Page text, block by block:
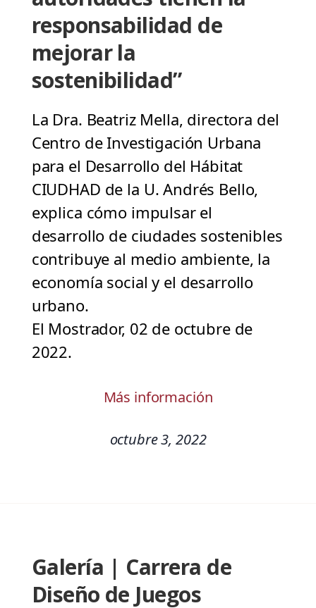
responsabilidad de
mejorar la
sostenibilidad”
La Dra. Beatriz Mella, directora del
Centro de Investigación Urbana
para el Desarrollo del Hábitat
CIUDHAD de la U. Andrés Bello,
explica cómo impulsar el
desarrollo de ciudades sostenibles
contribuye al medio ambiente, la
economía social y el desarrollo
urbano.
El Mostrador, 02 de octubre de
2022.
Más información
octubre 3, 2022
Galería | Carrera de
Diseño de Juegos